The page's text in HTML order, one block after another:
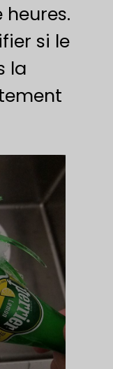
si le
la